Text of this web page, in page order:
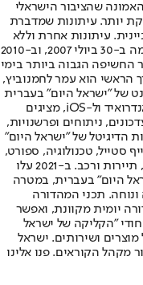
שהציבור הישראלי
יותר. עיתונות שמדברת
עיתונות אחרת וללא
תשלום. המהדורה המודפסת הראשונה פורסמה ב-30 ביולי 2007, וב-2010
החשיפה הגבוה ביותר בימי
הראשי הוא עמר לחמנוביץ,
של "ישראל היום" בעברית
ובאנגלית, כמו כן היישומונים (אפליקציות) לאנדרואיד ול-iOS, מציגים
ניתוחים ופרשנויות,
הדיגיטל של "ישראל היום"
סטייל, טכנולוגיה, ספורט,
כלכלה וצרכנות, בריאות, חיילים, אוכל, יהדות, תיירות ורכב. ב-2021 עלו
היום" בעברית, במטרה
תכני המהדורה
יומית מקוונת, ואפשר
"הקליקה של ישראל
ושירותים. ישראל
מקהל הקוראים. פנו אלינו